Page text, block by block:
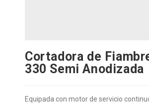
Cortadora de
330 Semi Anodizada
Equipada con motor de servicio